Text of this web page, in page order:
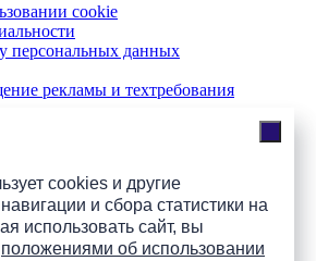
cookies и другие
и сбора статистики на
использовать сайт, вы
положениями об использовании
cookie
персональных данных
рекламы и техтребования
8(8112) 500-131